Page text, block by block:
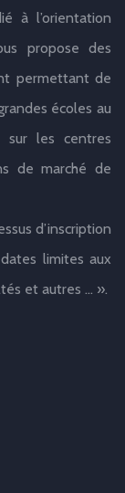
à l’orientation
propose des
permettant de
écoles au
sur les centres
de marché de
d’inscription
limites aux
et autres … ».